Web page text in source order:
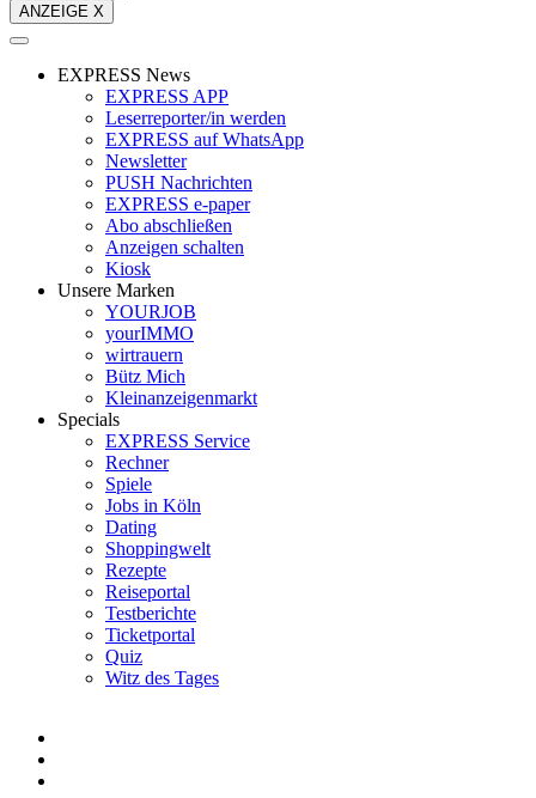
ANZEIGE X
EXPRESS News
EXPRESS APP
Leserreporter/in werden
EXPRESS auf WhatsApp
Newsletter
PUSH Nachrichten
EXPRESS e-paper
Abo abschließen
Anzeigen schalten
Kiosk
Unsere Marken
YOURJOB
yourIMMO
wirtrauern
Bütz Mich
Kleinanzeigenmarkt
Specials
EXPRESS Service
Rechner
Spiele
Jobs in Köln
Dating
Shoppingwelt
Rezepte
Reiseportal
Testberichte
Ticketportal
Quiz
Witz des Tages